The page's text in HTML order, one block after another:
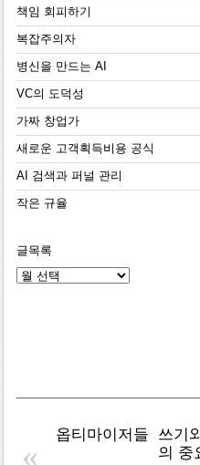
책임 회피하기
복잡주의자
병신을 만드는 AI
VC의 도덕성
가짜 창업가
새로운 고객획득비용 공식
AI 검색과 퍼널 관리
작은 규율
글목록
글
옵티마이저들
쓰기
의 중
«